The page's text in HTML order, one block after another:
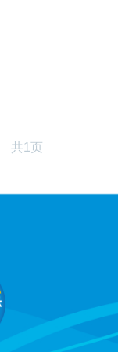
共1页